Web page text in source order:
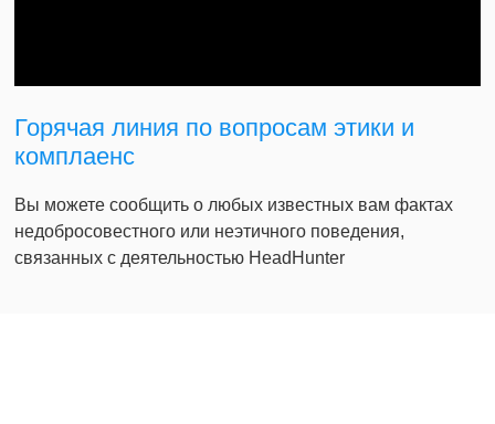
Горячая линия по вопросам этики и
комплаенс
Вы можете сообщить о любых известных вам фактах
недобросовестного или неэтичного поведения,
связанных с деятельностью HeadHunter